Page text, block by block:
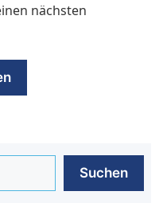
nächsten
Suchen